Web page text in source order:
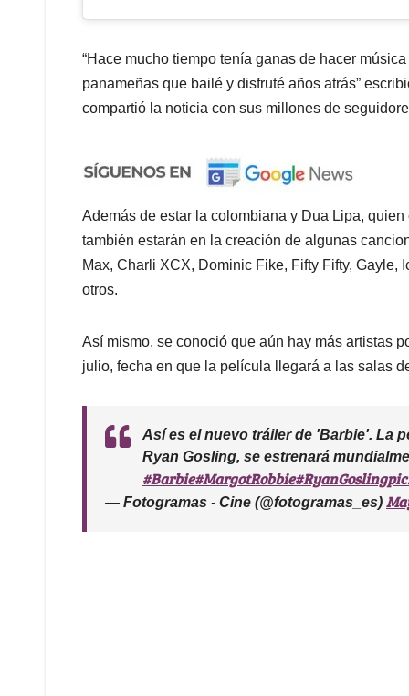
“Hace mucho tiempo tenía ganas de hacer
panameñas que bailé y disfruté años atrás”
compartió la noticia con sus millones de
Además de estar la colombiana y Dua Lipa,
también estarán en la creación de algunas
Max, Charli XCX, Dominic Fike, Fifty Fifty, Gayle,
otros.
Así mismo, se conoció que aún hay más artistas
julio, fecha en que la película llegará a las salas
Así es el nuevo tráiler de 'Barbie'. La
Ryan Gosling, se estrenará
#Barbie#MargotRobbie#RyanGosling
— Fotogramas - Cine (@fotogramas_es)